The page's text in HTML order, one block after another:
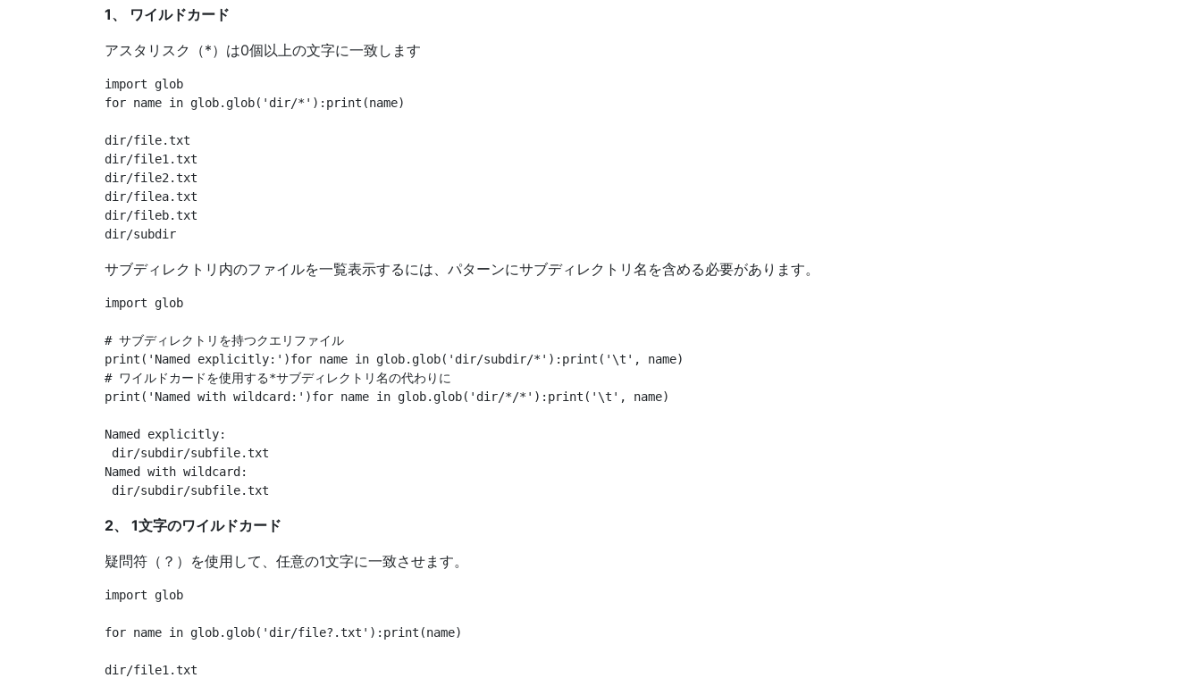
1、 ワイルドカード
アスタリスク（*）は0個以上の文字に一致します
import glob
for name in glob.glob('dir/*'):print(name)
dir/file.txt
dir/file1.txt
dir/file2.txt
dir/filea.txt
dir/fileb.txt
サブディレクトリ内のファイルを一覧表示するには、パターンにサブディレクトリ名を含める必要があります。
import glob
# サブディレクトリを持つクエリファイル
print('Named explicitly:')for name in glob.glob('dir/subdir/*'):print('\t', name)
# ワイルドカードを使用する*サブディレクトリ名の代わりに
print('Named with wildcard:')for name in glob.glob('dir/*/*'):print('\t', name)
Named explicitly:
dir/subdir/subfile.txt
Named with wildcard:
2、 1文字のワイルドカード
疑問符（？）を使用して、任意の1文字に一致させます。
import glob
for name in glob.glob('dir/file?.txt'):print(name)
dir/file1.txt